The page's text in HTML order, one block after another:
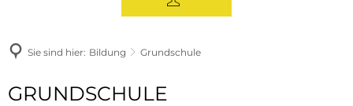
Sie sind hier: Bildung Grundschule
Grundschule
GRUNDSCHULE